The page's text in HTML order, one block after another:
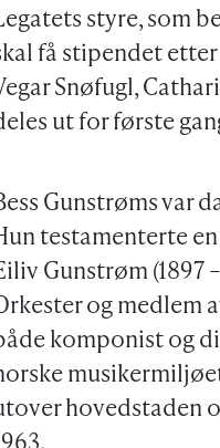
styre, som
få stipendet
Snøfugl,
ut for første
Gunstrøms var
testamenterte
Gunstrøm (1897
og medlem
komponist og
hovedstaden